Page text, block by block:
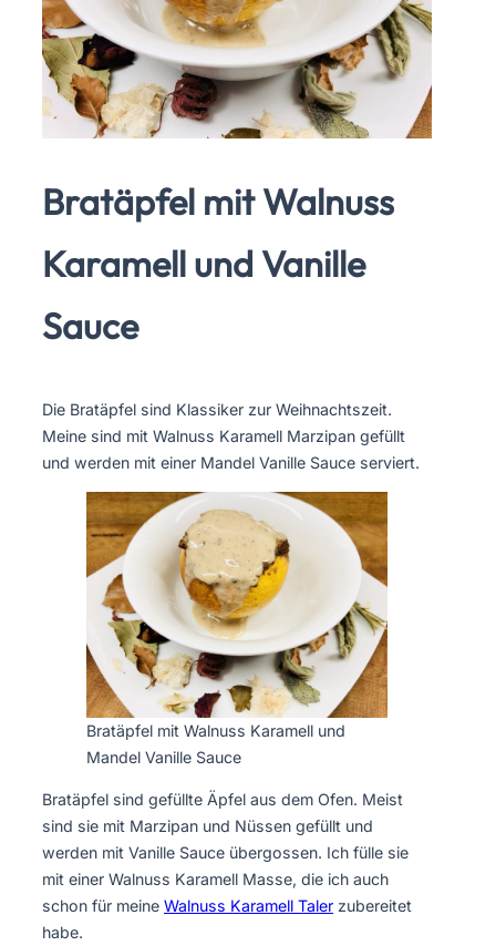
Bratäpfel mit Walnuss
Karamell und Vanille
Sauce
Die Bratäpfel sind Klassiker zur Weihnachtszeit.
Meine sind mit Walnuss Karamell Marzipan gefüllt
und werden mit einer Mandel Vanille Sauce serviert.
Bratäpfel mit Walnuss Karamell und
Mandel Vanille Sauce
Bratäpfel sind gefüllte Äpfel aus dem Ofen. Meist
sind sie mit Marzipan und Nüssen gefüllt und
werden mit Vanille Sauce übergossen. Ich fülle sie
mit einer Walnuss Karamell Masse, die ich auch
schon für meine Walnuss Karamell Taler zubereitet
habe.